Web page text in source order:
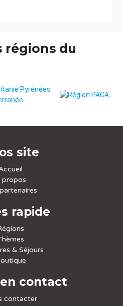
régions du
site
propos
rapide
& Séjours
contact
contacter